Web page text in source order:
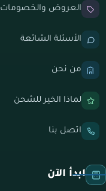
العروض والخصومات
الأسئلة الشائعة
من نحن
لماذا الخير للشحن
اتصل بنا
ابدأ الآن